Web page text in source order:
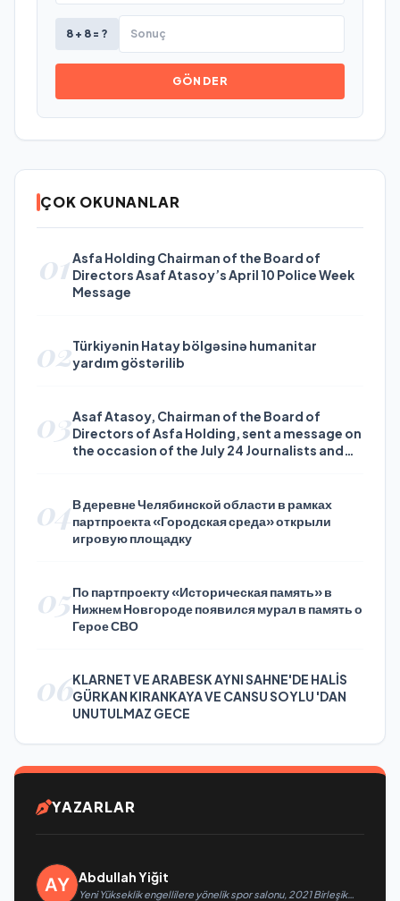
8 + 8 = ?
GÖNDER
ÇOK OKUNANLAR
01Asfa Holding Chairman of the Board of
Directors Asaf Atasoy’s April 10 Police Week
Message
02Türkiyənin Hatay bölgəsinə humanitar
yardım göstərilib
03Asaf Atasoy, Chairman of the Board of
Directors of Asfa Holding, sent a message on
the occasion of the July 24 Journalists and
04В деревне Челябинской области в рамках
партпроекта «Городская среда» открыли
игровую площадку
05По партпроекту «Историческая память» в
Нижнем Новгороде появился мурал в память о
Герое СВО
06KLARNET VE ARABESK AYNI SAHNE'DE HALİS
GÜRKAN KIRANKAYA VE CANSU SOYLU 'DAN
UNUTULMAZ GECE
YAZARLAR
Abdullah Yiğit
Yeni Yükseklik engellilere yönelik spor salonu, 2021 Birleşik